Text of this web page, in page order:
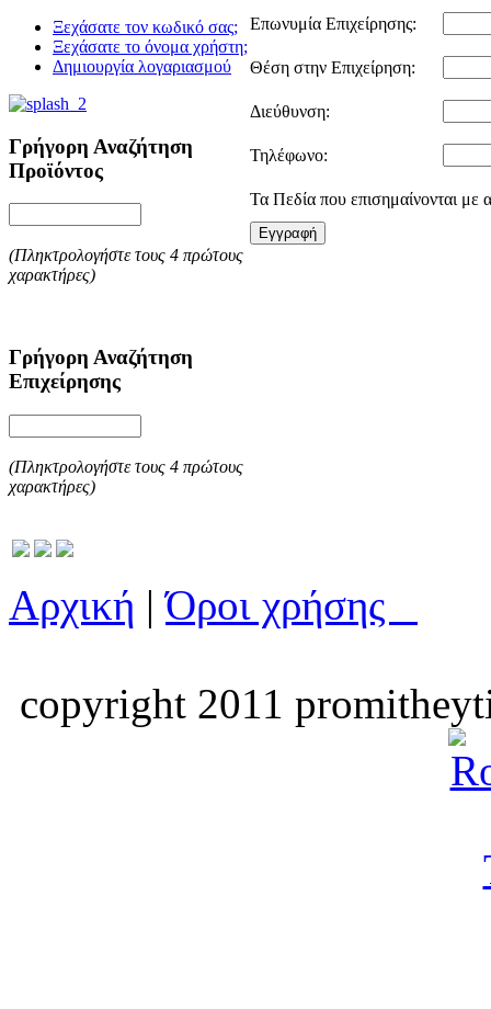
Ξεχάσατε τον κωδικό σας;
Ξεχάσατε το όνομα χρήστη;
Δημιουργία λογαριασμού
Γρήγορη Αναζήτηση
Προϊόντος
(Πληκτρολογήστε τους 4 πρώτους
χαρακτήρες)
Γρήγορη Αναζήτηση
Επιχείρησης
(Πληκτρολογήστε τους 4 πρώτους
χαρακτήρες)
Επωνυμία Επιχείρησης:
Θέση στην Επιχείρηση:
Διεύθυνση:
Τηλέφωνο:
Τα Πεδία που επισημαίνονται με
Εγγραφή
Αρχική |Όροι χρήσης
copyright 2011